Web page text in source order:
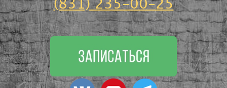
(831) 235-00-25